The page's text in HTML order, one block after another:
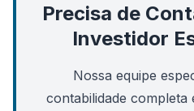
Precisa de
Investidor
Nossa equipe
contabilidade completa